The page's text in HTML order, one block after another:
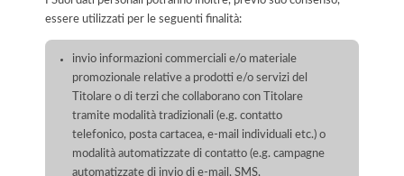
essere utilizzati per le seguenti finalità:
invio informazioni commerciali e/o materiale
promozionale relative a prodotti e/o servizi del
Titolare o di terzi che collaborano con Titolare
tramite modalità tradizionali (e.g. contatto
telefonico, posta cartacea, e-mail individuali etc.) o
modalità automatizzate di contatto (e.g. campagne
automatizzate di invio di e-mail, SMS,